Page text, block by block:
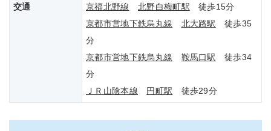
交通 京福北野線 北野白梅町駅 徒歩15分
京都市営地下鉄烏丸線
北大路駅
徒歩35
分
京都市営地下鉄烏丸線
鞍馬口駅
徒歩34
分
ＪＲ山陰本線
円町駅 徒歩29分